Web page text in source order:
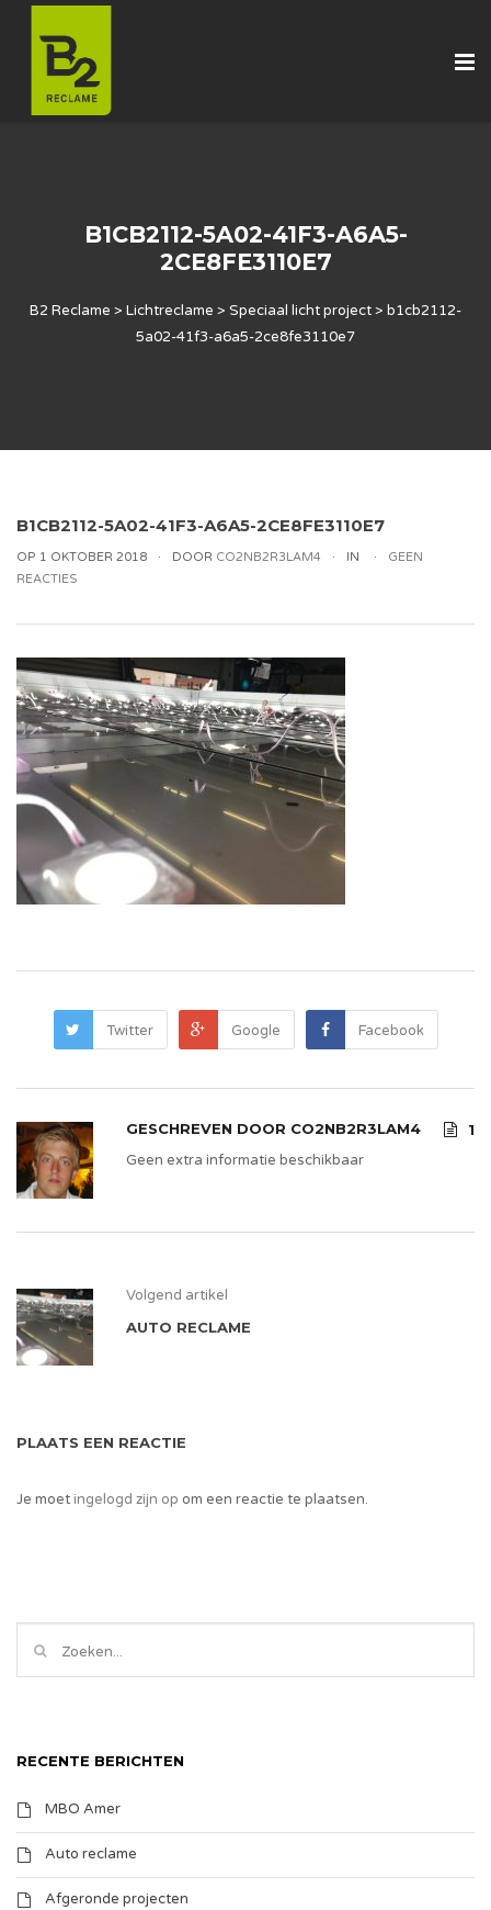
B1CB2112-5A02-41F3-A6A5-
2CE8FE3110E7
B2 Reclame > Lichtreclame > Speciaal licht project> b1cb2112-
5a02-41f3-a6a5-2ce8fe3110e7
B1CB2112-5A02-41F3-A6A5-2CE8FE3110E7
OP 1 OKTOBER 2018 DOOR CO2NB2R3LAM4 IN
GEEN
REACTIES
Twitter Google Facebook
GESCHREVEN DOOR CO2NB2R3LAM4
1
Geen extra informatie beschikbaar
Volgend artikel
AUTO RECLAME
PLAATS EEN REACTIE
Je moetingelogd zijn op om een reactie te plaatsen.
RECENTE BERICHTEN
MBO Amer
Auto reclame
Afgeronde projecten